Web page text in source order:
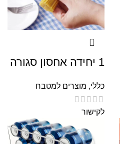
1 יחידה אחסון סגורה
כללי, מוצרים למטבח
לקישור